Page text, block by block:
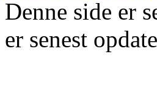
Denne side er
er senest